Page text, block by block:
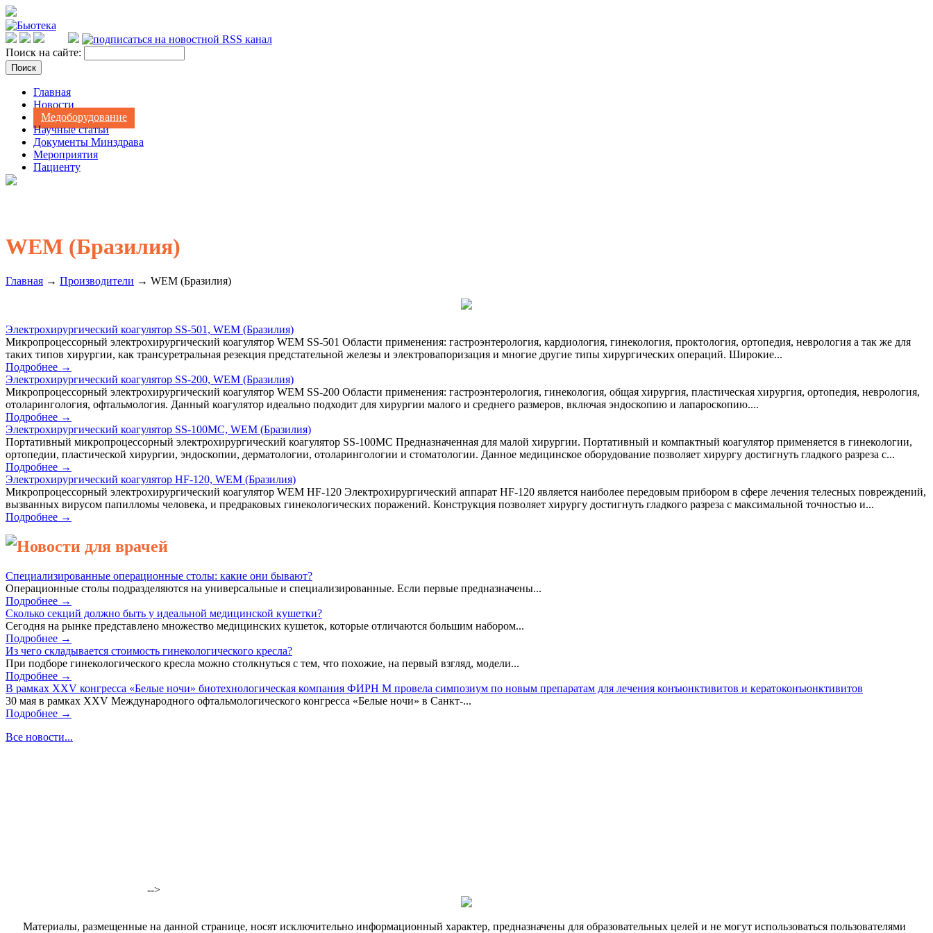
Поиск на сайте:
Главная
Новости
Медоборудование
Научные статьи
Документы Минздрава
Мероприятия
Пациенту
WEM (Бразилия)
Главная → Производители → WEM (Бразилия)
Электрохирургический коагулятор SS-501, WEM (Бразилия)
Микропроцессорный электрохирургический коагулятор WEM SS-501 Области применения: гастроэнтерология, кардиология, гинекология, проктология, ортопедия, неврология а так же для
таких типов хирургии, как трансуретральная резекция предстательной железы и электровапоризация и многие другие типы хирургических операций. Широкие...
Подробнее →
Электрохирургический коагулятор SS-200, WEM (Бразилия)
Микропроцессорный электрохирургический коагулятор WEM SS-200 Области применения: гастроэнтерология, гинекология, общая хирургия, пластическая хирургия, ортопедия, неврология,
отоларингология, офтальмология. Данный коагулятор идеально подходит для хирургии малого и среднего размеров, включая эндоскопию и лапароскопию....
Подробнее →
Электрохирургический коагулятор SS-100MC, WEM (Бразилия)
Портативный микропроцессорный электрохирургический коагулятор SS-100MC Предназначенная для малой хирургии. Портативный и компактный коагулятор применяется в гинекологии,
ортопедии, пластической хирургии, эндоскопии, дерматологии, отоларингологии и стоматологии. Данное медицинское оборудование позволяет хирургу достигнуть гладкого разреза с...
Подробнее →
Электрохирургический коагулятор HF-120, WEM (Бразилия)
Микропроцессорный электрохирургический коагулятор WEM HF-120 Электрохирургический аппарат HF-120 является наиболее передовым прибором в сфере лечения телесных повреждений,
вызванных вирусом папилломы человека, и предраковых гинекологических поражений. Конструкция позволяет хирургу достигнуть гладкого разреза с максимальной точностью и...
Подробнее →
Новости для врачей
Специализированные операционные столы: какие они бывают?
Операционные столы подразделяются на универсальные и специализированные. Если первые предназначены...
Подробнее →
Сколько секций должно быть у идеальной медицинской кушетки?
Сегодня на рынке представлено множество медицинских кушеток, которые отличаются большим набором...
Подробнее →
Из чего складывается стоимость гинекологического кресла?
При подборе гинекологического кресла можно столкнуться с тем, что похожие, на первый взгляд, модели...
Подробнее →
В рамках XXV конгресса «Белые ночи» биотехнологическая компания ФИРН М провела симпозиум по новым препаратам для лечения конъюнктивитов и кератоконъюнктивитов
30 мая в рамках XXV Международного офтальмологического конгресса «Белые ночи» в Санкт-...
Подробнее →
Все новости...
-->
Материалы, размещенные на данной странице, носят исключительно информационный характер, предназначены для образовательных целей и не могут использоваться пользователями